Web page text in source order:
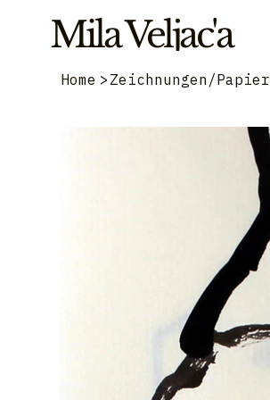
Mila Veljac'a
Home > Zeichnungen/Papier